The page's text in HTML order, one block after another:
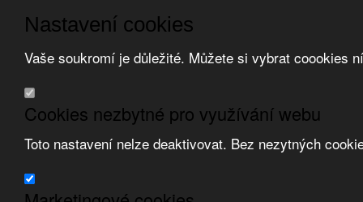
Nastavení cookies
Vaše soukromí je důležité. Můžete si vybrat coookies
Cookies nezbytné pro využívání webu
Toto nastavení nelze deaktivovat. Bez nezytných
Přeskočit na hlavní obsah Přeskočit na doplňující obsah
Obchodní podmínky
Registrace